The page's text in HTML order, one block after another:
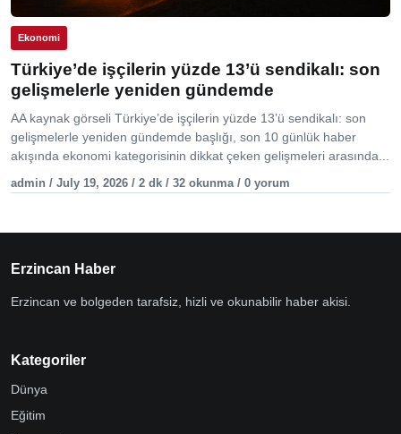
Ekonomi
Türkiye’de işçilerin yüzde 13’ü sendikalı: son
gelişmelerle yeniden gündemde
AA kaynak görseli Türkiye’de işçilerin yüzde 13’ü sendikalı: son
gelişmelerle yeniden gündemde başlığı, son 10 günlük haber
akışında ekonomi kategorisinin dikkat çeken gelişmeleri arasında...
admin / July 19, 2026 / 2 dk / 32 okunma / 0 yorum
Erzincan Haber
Erzincan ve bolgeden tarafsiz, hizli ve okunabilir haber akisi.
Kategoriler
Dünya
Eğitim